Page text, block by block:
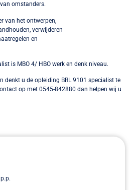
omstanders.
van het ontwerpen,
verwijderen
en
is MBO 4/ HBO werk en denk niveau.
denkt u de opleiding BRL 9101 specialist te
op met 0545-842880 dan helpen wij u